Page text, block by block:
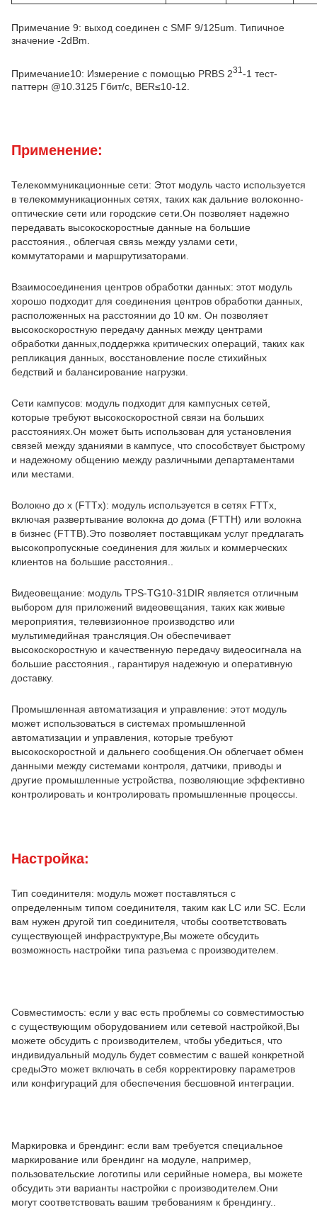
Примечание 9: выход соединен с SMF 9/125um. Типичное
значение -2dBm.
Примечание10: Измерение с помощью PRBS 231 -1 тест-
паттерн @10.3125 Гбит/с, BER≤10-12.
Применение:
Телекоммуникационные сети: Этот модуль часто используется
в телекоммуникационных сетях, таких как дальние волоконно-
оптические сети или городские сети.Он позволяет надежно
передавать высокоскоростные данные на большие
расстояния., облегчая связь между узлами сети,
коммутаторами и маршрутизаторами.
Взаимосоединения центров обработки данных: этот модуль
хорошо подходит для соединения центров обработки данных,
расположенных на расстоянии до 10 км. Он позволяет
высокоскоростную передачу данных между центрами
обработки данных,поддержка критических операций, таких как
репликация данных, восстановление после стихийных
бедствий и балансирование нагрузки.
Сети кампусов: модуль подходит для кампусных сетей,
которые требуют высокоскоростной связи на больших
расстояниях.Он может быть использован для установления
связей между зданиями в кампусе, что способствует быстрому
и надежному общению между различными департаментами
или местами.
Волокно до x (FTTx): модуль используется в сетях FTTx,
включая развертывание волокна до дома (FTTH) или волокна
в бизнес (FTTB).Это позволяет поставщикам услуг предлагать
высокопропускные соединения для жилых и коммерческих
клиентов на большие расстояния..
Видеовещание: модуль TPS-TG10-31DIR является отличным
выбором для приложений видеовещания, таких как живые
мероприятия, телевизионное производство или
мультимедийная трансляция.Он обеспечивает
высокоскоростную и качественную передачу видеосигнала на
большие расстояния., гарантируя надежную и оперативную
доставку.
Промышленная автоматизация и управление: этот модуль
может использоваться в системах промышленной
автоматизации и управления, которые требуют
высокоскоростной и дальнего сообщения.Он облегчает обмен
данными между системами контроля, датчики, приводы и
другие промышленные устройства, позволяющие эффективно
контролировать и контролировать промышленные процессы.
Настройка:
Тип соединителя: модуль может поставляться с
определенным типом соединителя, таким как LC или SC. Если
вам нужен другой тип соединителя, чтобы соответствовать
существующей инфраструктуре,Вы можете обсудить
возможность настройки типа разъема с производителем.
Совместимость: если у вас есть проблемы со совместимостью
с существующим оборудованием или сетевой настройкой,Вы
можете обсудить с производителем, чтобы убедиться, что
индивидуальный модуль будет совместим с вашей конкретной
средыЭто может включать в себя корректировку параметров
или конфигураций для обеспечения бесшовной интеграции.
Маркировка и брендинг: если вам требуется специальное
маркирование или брендинг на модуле, например,
пользовательские логотипы или серийные номера, вы можете
обсудить эти варианты настройки с производителем.Они
могут соответствовать вашим требованиям к брендингу..